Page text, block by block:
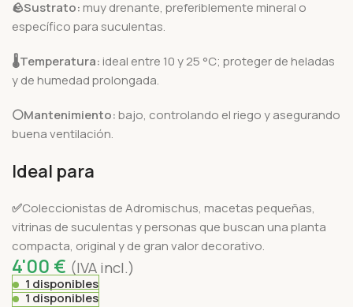
🪨Sustrato: muy drenante, preferiblemente mineral o
específico para suculentas.
🌡️Temperatura: ideal entre 10 y 25 °C; proteger de heladas
y de humedad prolongada.
⚪Mantenimiento:bajo, controlando el riego y asegurando
buena ventilación.
Ideal para
✅Coleccionistas de Adromischus, macetas pequeñas,
vitrinas de suculentas y personas que buscan una planta
compacta, original y de gran valor decorativo.
4'00 € (IVA incl.)
1 disponibles
1 disponibles